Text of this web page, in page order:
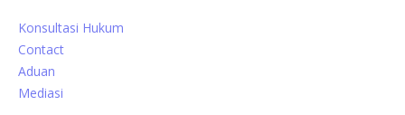
Konsultasi Hukum
Contact
Aduan
Mediasi